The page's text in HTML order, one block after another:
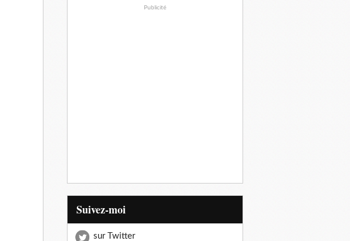
Publicité
Suivez-moi
sur Twitter